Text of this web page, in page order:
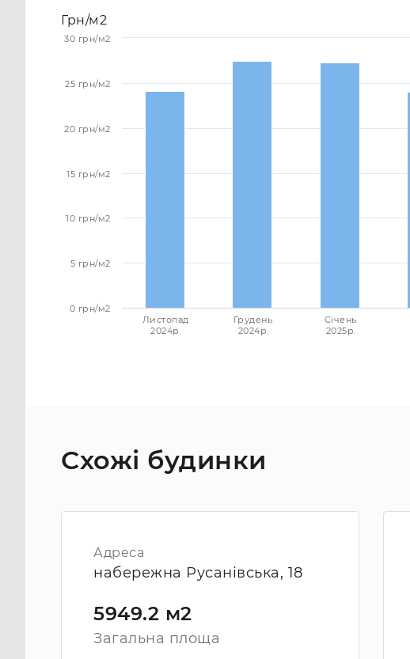
Грн/м2
Листопад
2024p.
Грудень
2024p.
Січень
2025p.
0 грн/м2
5 грн/м2
10 грн/м2
15 грн/м2
20 грн/м2
25 грн/м2
30 грн/м2
Схожі будинки
Адреса
набережна Русанівська, 18
5949.2 м2
Загальна площа